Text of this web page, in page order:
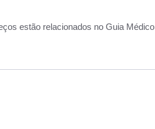
estão relacionados no Guia Médico